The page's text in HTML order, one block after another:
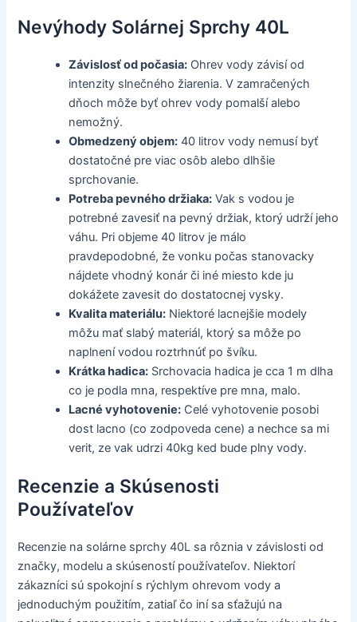
Nevýhody Solárnej Sprchy 40L
Závislosť od počasia: Ohrev vody závisí od
intenzity slnečného žiarenia. V zamračených
dňoch môže byť ohrev vody pomalší alebo
nemožný.
Obmedzený objem: 40 litrov vody nemusí byť
dostatočné pre viac osôb alebo dlhšie
sprchovanie.
Potreba pevného držiaka: Vak s vodou je
potrebné zavesiť na pevný držiak, ktorý udrží jeho
váhu. Pri objeme 40 litrov je málo
pravdepodobné, že vonku počas stanovacky
nájdete vhodný konár či iné miesto kde ju
dokážete zavesit do dostatocnej vysky.
Kvalita materiálu: Niektoré lacnejšie modely
môžu mať slabý materiál, ktorý sa môže po
naplnení vodou roztrhnúť po švíku.
Krátka hadica: Srchovacia hadica je cca 1 m dlha
co je podla mna, respektíve pre mna, malo.
Lacné vyhotovenie: Celé vyhotovenie posobi
dost lacno (co zodpoveda cene) a nechce sa mi
verit, ze vak udrzi 40kg ked bude plny vody.
Recenzie a Skúsenosti
Používateľov
Recenzie na solárne sprchy 40L sa rôznia v závislosti od
značky, modelu a skúseností používateľov. Niektorí
zákazníci sú spokojní s rýchlym ohrevom vody a
jednoduchým použitím, zatiaľ čo iní sa sťažujú na